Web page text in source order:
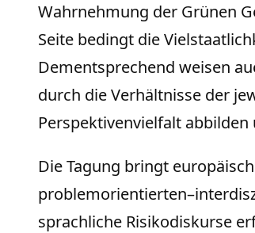
Wahrnehmung der Grünen
Seite bedingt die
Dementsprechend weisen
durch die Verhältnisse der
Perspektivenvielfalt
Die Tagung bringt
sprachliche Risikodiskurse